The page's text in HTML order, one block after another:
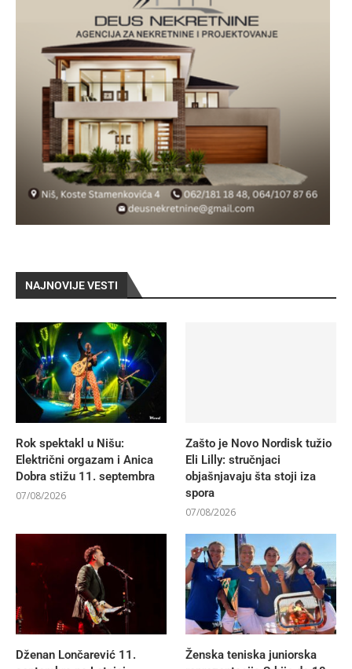
NAJNOVIJE VESTI
Rok spektakl u Nišu:
Električni orgazam i Anica
Dobra stižu 11. septembra
07/08/2026
Zašto je Novo Nordisk tužio
Eli Lilly: stručnjaci
objašnjavaju šta stoji iza
spora
07/08/2026
Dženan Lončarević 11.
Ženska teniska juniorska